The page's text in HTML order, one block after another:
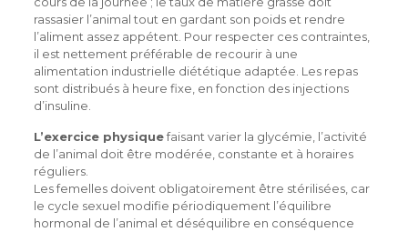
rassasier l’animal tout en gardant son poids et rendre
l’aliment assez appétent. Pour respecter ces contraintes,
il est nettement préférable de recourir à une
alimentation industrielle diététique adaptée. Les repas
sont distribués à heure fixe, en fonction des injections
d’insuline.
L’exercice physiquefaisant varier la glycémie, l’activité
de l’animal doit être modérée, constante et à horaires
réguliers.
Les femelles doivent obligatoirement être stérilisées, car
le cycle sexuel modifie périodiquement l’équilibre
hormonal de l’animal et déséquilibre en conséquence